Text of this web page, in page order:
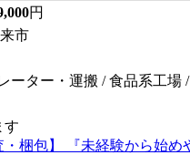
円
市
ーター・運搬 / 食品系工場 /
す